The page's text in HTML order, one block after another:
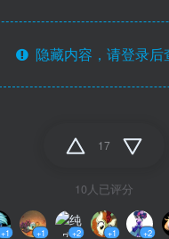
隐藏内容，请登录后
17
10人已评分
+1 +1 +2 +1 +2